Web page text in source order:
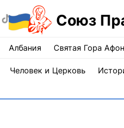
Союз
Албания Святая Гора Афон
Человек и Церковь